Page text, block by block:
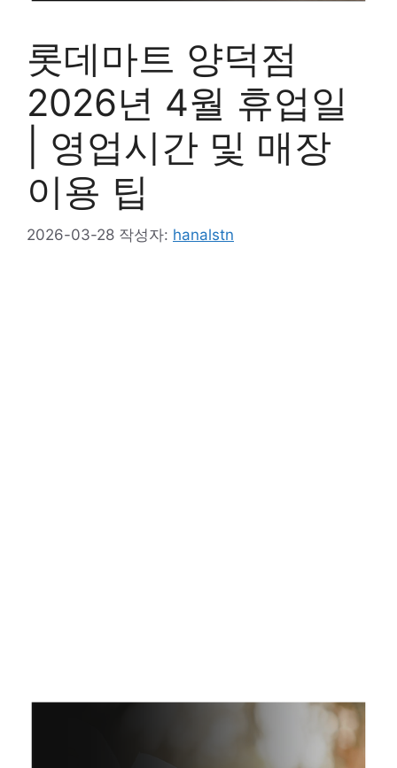
롯데마트 양덕점
2026년 4월 휴업일
| 영업시간 및 매장
이용 팁
2026-03-28 작성자: hanalstn